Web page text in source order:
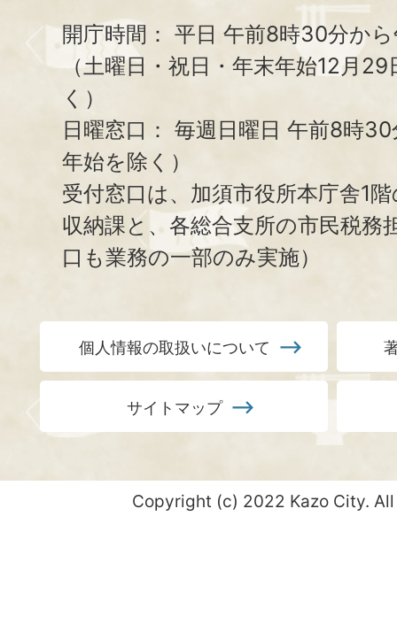
開庁時間： 平日 午前8時30分か
（土曜日・祝日・年末年始12月
く）
日曜窓口： 毎週日曜日 午前8時
年始を除く）
受付窓口は、加須市役所本庁舎1
収納課と、 各総合支所の市民税務
口も業務の一部のみ実施）
個人情報の取扱いについて
サイトマップ
Copyright (c) 2022 Kazo City.